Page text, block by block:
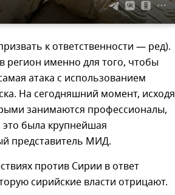
к ответственности — ред).
регион именно для того, чтобы
атака с использованием
На сегодняшний момент, исходя
занимаются профессионалы,
была крупнейшая
представитель МИД.
против Сирии в ответ
сирийские власти отрицают.